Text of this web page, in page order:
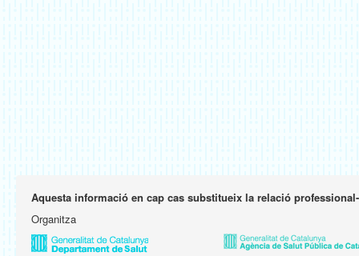
Aquesta informació en cap cas substitueix la relació
Organitza